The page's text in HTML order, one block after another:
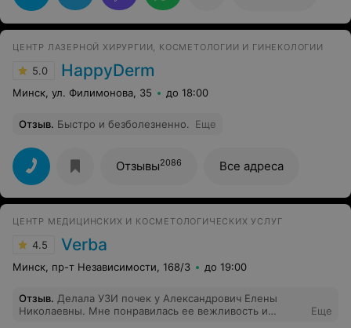
ЦЕНТР ЛАЗЕРНОЙ ХИРУРГИИ, КОСМЕТОЛОГИИ И ГИНЕКОЛОГИИ
5.0 HappyDerm
Минск, ул. Филимонова, 35 до 18:00
Отзыв. Быстро и безболезненно. Еще
Отзывы2086 Все адреса
ЦЕНТР МЕДИЦИНСКИХ И КОСМЕТОЛОГИЧЕСКИХ УСЛУГ
4.5 Verba
Минск, пр-т Независимости, 168/3 до 19:00
Отзыв. Делала УЗИ почек у Александрович Елены
Николаевны. Мне понравилась ее вежливость и
Еще